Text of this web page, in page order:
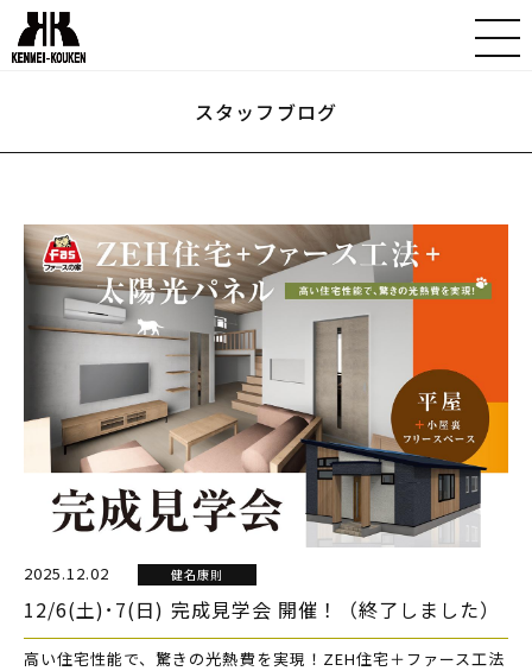
スタッフブログ
2025.12.02 健名康則
12/6(土)･7(日) 完成見学会 開催！（終了しました）
高い住宅性能で、驚きの光熱費を実現！ZEH住宅＋ファース工法